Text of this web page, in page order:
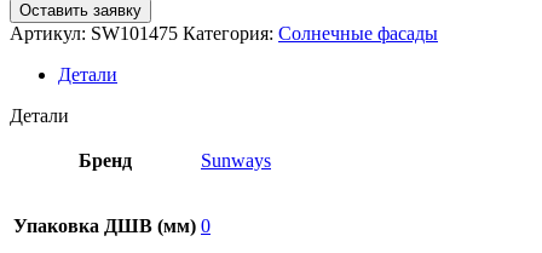
Оставить заявку
Артикул: SW101475 Категория: Солнечные фасады
Детали
Детали
Бренд Sunways
Упаковка ДШВ (мм) 0